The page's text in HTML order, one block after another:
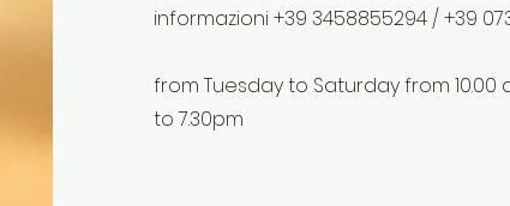
informazioni +39 3458855294 / +39
from Tuesday to Saturday from 10.00
to 7.30pm